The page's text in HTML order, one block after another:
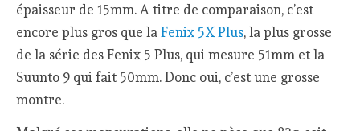
épaisseur de 15mm. A titre de comparaison, c’est
encore plus gros que laFenix 5X Plus, la plus grosse
de la série des Fenix 5 Plus, qui mesure 51mm et la
Suunto 9 qui fait 50mm. Donc oui, c’est une grosse
montre.